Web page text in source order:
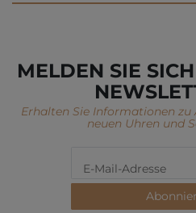
MELDEN SIE
Erhalten Sie Informationen
neuen Uhren und